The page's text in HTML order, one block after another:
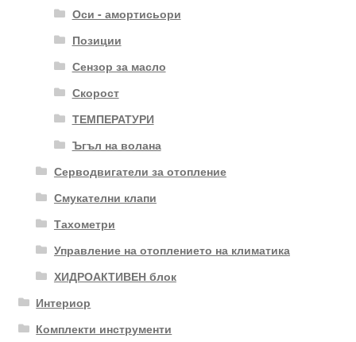
Оси - амортисьори
Позиции
Сензор за масло
Скорост
ТЕМПЕРАТУРИ
Ъгъл на волана
Серводвигатели за отопление
Смукателни клапи
Тахометри
Управление на отоплението на климатика
ХИДРОАКТИВЕН блок
Интериор
Комплекти инструменти